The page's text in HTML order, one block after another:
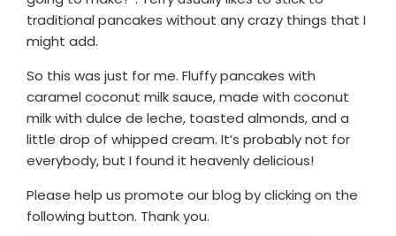
traditional pancakes without any crazy things that I
might add.
So this was just for me. Fluffy pancakes with
caramel coconut milk sauce, made with coconut
milk with dulce de leche, toasted almonds, and a
little drop of whipped cream. It’s probably not for
everybody, but I found it heavenly delicious!
Please help us promote our blog by clicking on the
following button. Thank you.